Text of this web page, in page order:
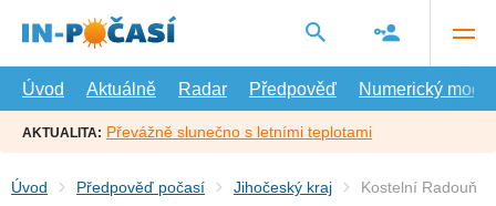
hlavní
Úvod
Aktuálně Radar Předpověď Numerický model
AKTUALITA: Převážně slunečno s letními teplotami
Úvod Předpověď počasí Jihočeský kraj Kostelní Radouň